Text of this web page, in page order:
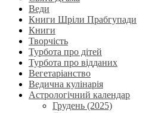
Веди
Книги Шріли Прабгупади
Книги
Творчість
Турбота про дітей
Турбота про відданих
Вегетаріанство
Ведична кулінарія
Астрологічний календар
Грудень (2025)